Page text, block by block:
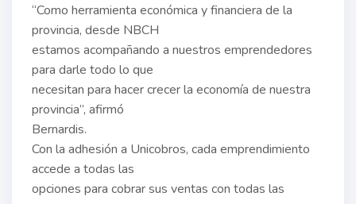
“Como herramienta económica y financiera de la
provincia, desde NBCH
estamos acompañando a nuestros emprendedores
para darle todo lo que
necesitan para hacer crecer la economía de nuestra
provincia”, afirmó
Bernardis.
Con la adhesión a Unicobros, cada emprendimiento
accede a todas las
opciones para cobrar sus ventas con todas las